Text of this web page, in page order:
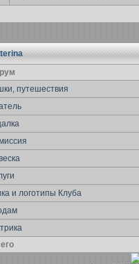
путешествия
и логотипы Клуба